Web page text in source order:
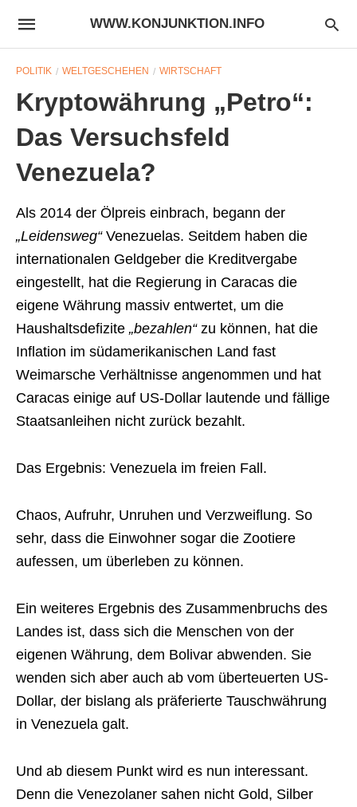
WWW.KONJUNKTION.INFO
POLITIK WELTGESCHEHEN WIRTSCHAFT
Kryptowährung „Petro“:
Das Versuchsfeld
Venezuela?
Als 2014 der Ölpreis einbrach, begann der
„Leidensweg“Venezuelas. Seitdem haben die
internationalen Geldgeber die Kreditvergabe
eingestellt, hat die Regierung in Caracas die
eigene Währung massiv entwertet, um die
Haushaltsdefizite „bezahlen“zu können, hat die
Inflation im südamerikanischen Land fast
Weimarsche Verhältnisse angenommen und hat
Caracas einige auf US-Dollar lautende und fällige
Staatsanleihen nicht zurück bezahlt.
Das Ergebnis: Venezuela im freien Fall.
Chaos, Aufruhr, Unruhen und Verzweiflung. So
sehr, dass die Einwohner sogar die Zootiere
aufessen, um überleben zu können.
Ein weiteres Ergebnis des Zusammenbruchs des
Landes ist, dass sich die Menschen von der
eigenen Währung, dem Bolivar abwenden. Sie
wenden sich aber auch ab vom überteuerten US-
Dollar, der bislang als präferierte Tauschwährung
in Venezuela galt.
Und ab diesem Punkt wird es nun interessant.
Denn die Venezolaner sahen nicht Gold, Silber